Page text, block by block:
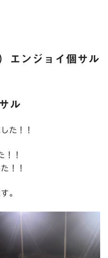
エンジョイ個サル
ル
た！！
！！
！！
。